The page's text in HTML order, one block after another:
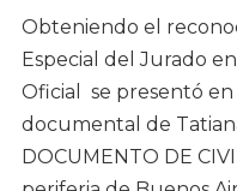
Obteniendo el
Especial del Jurado
Oficial se presentó
documental de
DOCUMENTO DE